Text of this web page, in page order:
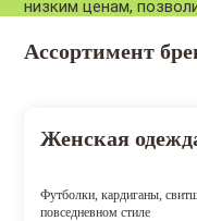
низким ценам,
Ассортимент
Женская
Футболки, кардиганы,
повседневном стиле